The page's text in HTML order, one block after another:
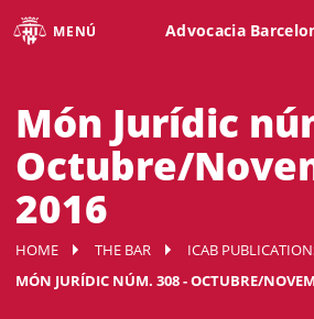
MENÚ Advocacia
Món Jurídic
Octubre/
2016
HOME THE BAR
ICAB
MÓN JURÍDIC NÚM. 308 - OCTUBRE/